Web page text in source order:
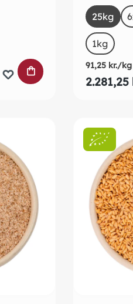
unavailable.)
LÆG I
Select
Size
25kg
1kg
91,25 kr./kg
2.281,25